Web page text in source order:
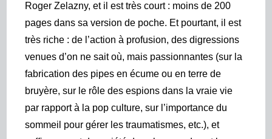
Roger Zelazny, et il est très court : moins de 200
pages dans sa version de poche. Et pourtant, il est
très riche : de l’action à profusion, des digressions
venues d’on ne sait où, mais passionnantes (sur la
fabrication des pipes en écume ou en terre de
bruyère, sur le rôle des espions dans la vraie vie
par rapport à la pop culture, sur l’importance du
sommeil pour gérer les traumatismes, etc.), et